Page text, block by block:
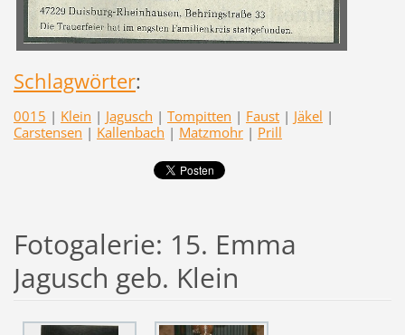
Schlagwörter:
0015 | Klein | Jagusch | Tompitten | Faust | Jäkel |
Carstensen | Kallenbach | Matzmohr | Prill
Fotogalerie: 15. Emma
Jagusch geb. Klein